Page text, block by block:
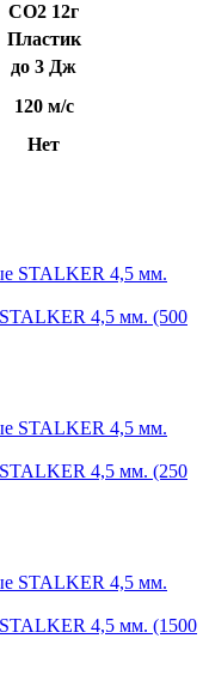
СО2 12г
Пластик
до 3 Дж
120 м/с
Нет
4,5 мм. (500
4,5 мм. (250
4,5 мм. (1500